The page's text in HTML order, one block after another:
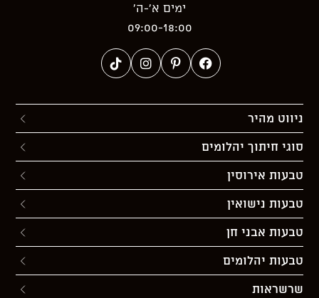
ימים א’-ה’
09:00-18:00
ניווט מהיר
סוגי חיתוך יהלומים
טבעות אירוסין
טבעות נישואין
טבעות אבני חן
טבעות יהלומים
שרשראות